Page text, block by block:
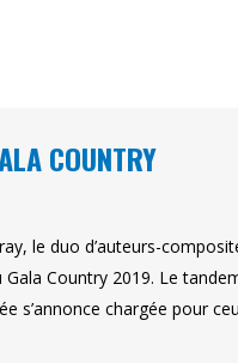
COUNTRY
le duo d’auteurs-
Country 2019. Le
s’annonce chargée pour